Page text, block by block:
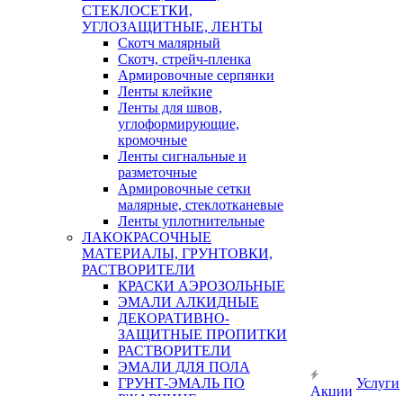
СТЕКЛОСЕТКИ,
УГЛОЗАЩИТНЫЕ, ЛЕНТЫ
Скотч малярный
Скотч, стрейч-пленка
Армировочные серпянки
Ленты клейкие
Ленты для швов,
углоформирующие,
кромочные
Ленты сигнальные и
разметочные
Армировочные сетки
малярные, стеклотканевые
Ленты уплотнительные
ЛАКОКРАСОЧНЫЕ
МАТЕРИАЛЫ, ГРУНТОВКИ,
РАСТВОРИТЕЛИ
КРАСКИ АЭРОЗОЛЬНЫЕ
ЭМАЛИ АЛКИДНЫЕ
ДЕКОРАТИВНО-
ЗАЩИТНЫЕ ПРОПИТКИ
РАСТВОРИТЕЛИ
ЭМАЛИ ДЛЯ ПОЛА
ГРУНТ-ЭМАЛЬ ПО
Акции
Услуги